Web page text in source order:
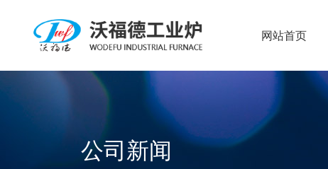
网站首页
公司新闻